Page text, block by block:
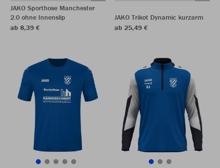
JAKO Sporthose Manchester
2.0 ohne Innenslip
ab 8,39 €
JAKO Trikot Dynamic kurzarm
ab 25,49 €